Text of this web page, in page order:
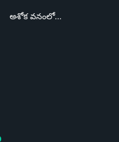
అశోక వనంలో…